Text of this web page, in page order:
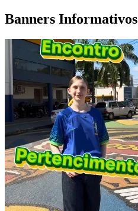
Banners Informativos